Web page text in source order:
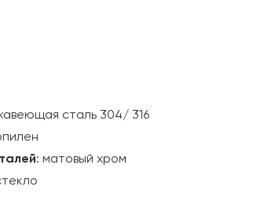
сталь 304/ 316
: матовый хром